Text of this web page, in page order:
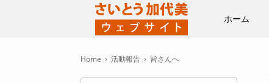
ホーム
Home › 活動報告 › 皆さんへ